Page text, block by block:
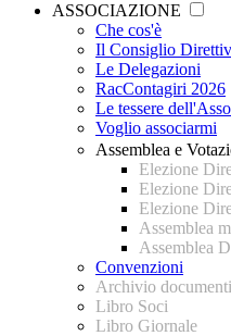
ASSOCIAZIONE
Che cos'è
Il Consiglio
Le Delegazioni
RacContagiri 2026
Le tessere
Voglio associarmi
Assemblea e
Elezione
Elezione
Elezione
Assemblea
Assemblea
Convenzioni
Archivio documenti
Libro Soci
Libro Giornale